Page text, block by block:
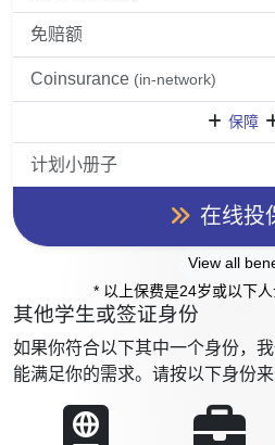
免赔额
Coinsurance (in-network)
保障
计划小册子
在线投
View all
* 以上保费是24岁或以下人
其他学生或签证身份
如果你符合以下其中一个身份，
能满足你的需求。请按以下身份